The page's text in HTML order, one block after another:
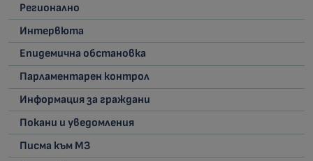
Регионално
Интервюта
Епидемична обстановка
Парламентарен контрол
Информация за граждани
Покани и уведомления
Писма към МЗ